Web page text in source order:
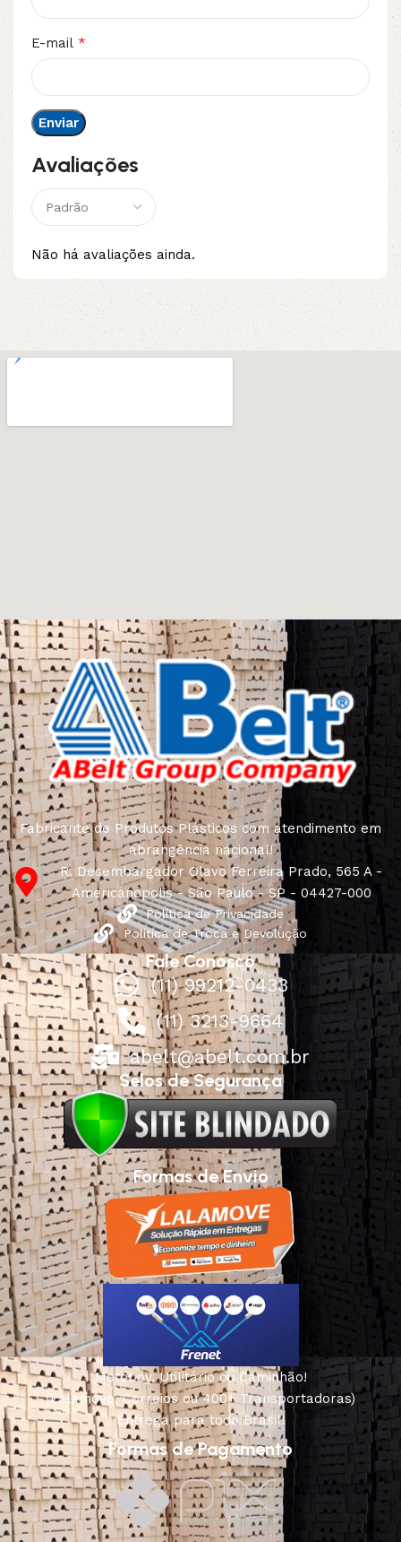
Avaliações
Não há avaliações ainda.
E-mail *
Fabricante de Produtos Plásticos com atendimento em
abrangência nacional!
R. Desembargador Olavo Ferreira Prado, 565 A -
Americanópolis - São Paulo - SP - 04427-000
Política de Privacidade
Política de Troca e Devolução
Fale Conosco
(11) 99212-0433
(11) 3213-9664
abelt@abelt.com.br
Selos de Segurança
Formas de Envio
Motoboy, Utilitário ou Caminhão!
(Lalamove, Correios ou 400+ Transportadoras)
Entrega para todo Brasil!
Formas de Pagamento